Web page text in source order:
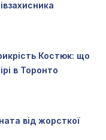
Костюк: що
в Торонто
від жорсткої